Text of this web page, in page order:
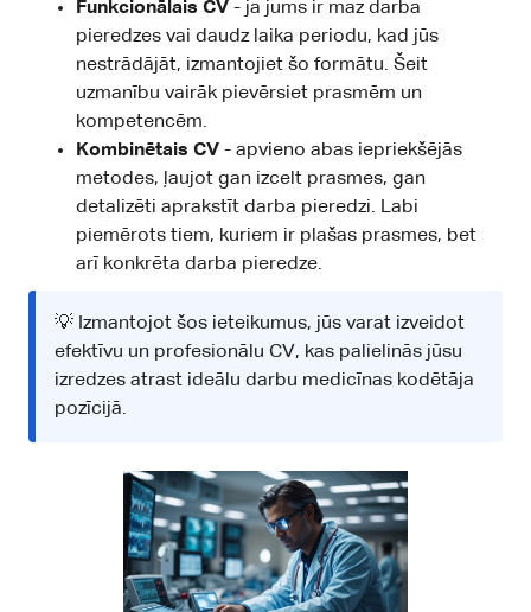
Funkcionālais CV - ja jums ir maz darba
pieredzes vai daudz laika periodu, kad jūs
nestrādājāt, izmantojiet šo formātu. Šeit
uzmanību vairāk pievērsiet prasmēm un
kompetencēm.
Kombinētais CV - apvieno abas iepriekšējās
metodes, ļaujot gan izcelt prasmes, gan
detalizēti aprakstīt darba pieredzi. Labi
piemērots tiem, kuriem ir plašas prasmes, bet
arī konkrēta darba pieredze.
💡 Izmantojot šos ieteikumus, jūs varat izveidot
efektīvu un profesionālu CV, kas palielinās jūsu
izredzes atrast ideālu darbu medicīnas kodētāja
pozīcijā.